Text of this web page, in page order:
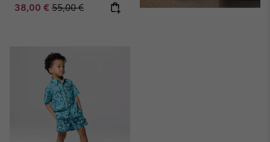
Sale price:
38,00 € Regular price:
55,00 €